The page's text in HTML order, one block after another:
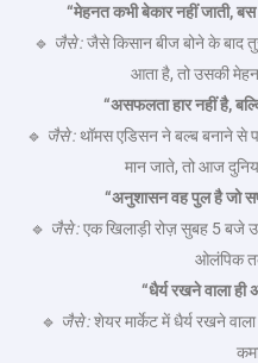
“मेहनतकभीबेकारनहींजाती,बस
🔹 जैसे:जैसे किसान बीज बोने के बाद
आता है, तो उसकी
“असफलता हार नहीं है,
🔹 जैसे:थॉमस एडिसन ने बल्ब बनाने से
मान जाते, तो आज
“अनुशासनवहपुलहैजो
🔹 जैसे:एक खिलाड़ी रोज़ सुबह 5 बजे
ओलंपिक
“धैर्यरखनेवालाही
🔹 जैसे:शेयर मार्केट में धैर्य रखने